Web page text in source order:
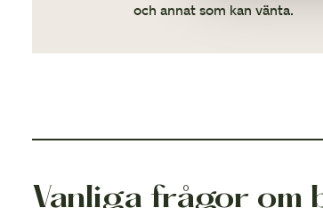
och annat som kan vänta.